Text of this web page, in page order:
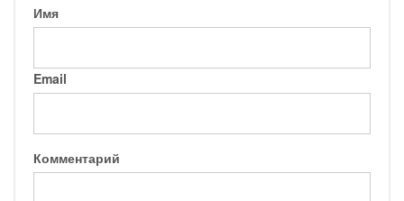
Имя
Email
Комментарий